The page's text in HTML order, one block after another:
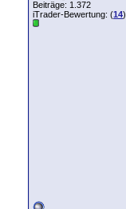
Beiträge: 1.372
iTrader-Bewertung: (14)